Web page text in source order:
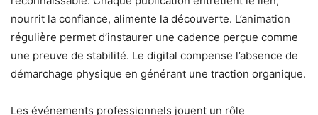
nourrit la confiance, alimente la découverte. L’animation
régulière permet d’instaurer une cadence perçue comme
une preuve de stabilité. Le digital compense l’absence de
démarchage physique en générant une traction organique.
Les événements professionnels jouent un rôle